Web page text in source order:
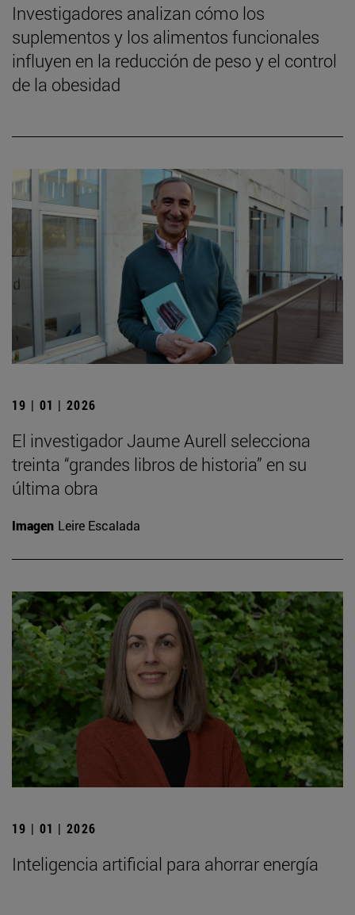
Investigadores analizan cómo los
suplementos y los alimentos funcionales
influyen en la reducción de peso y el control
de la obesidad
19 | 01 | 2026
El investigador Jaume Aurell selecciona
treinta “grandes libros de historia” en su
última obra
Imagen Leire Escalada
19 | 01 | 2026
Inteligencia artificial para ahorrar energía